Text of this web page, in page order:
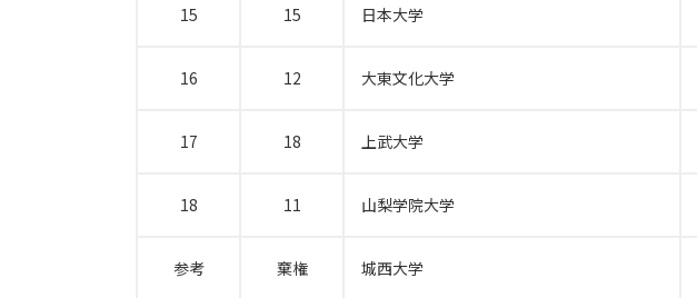
15 15 日本大学
16 12 大東文化大学
17 18 上武大学
18 11 山梨学院大学
参考 棄権 城西大学